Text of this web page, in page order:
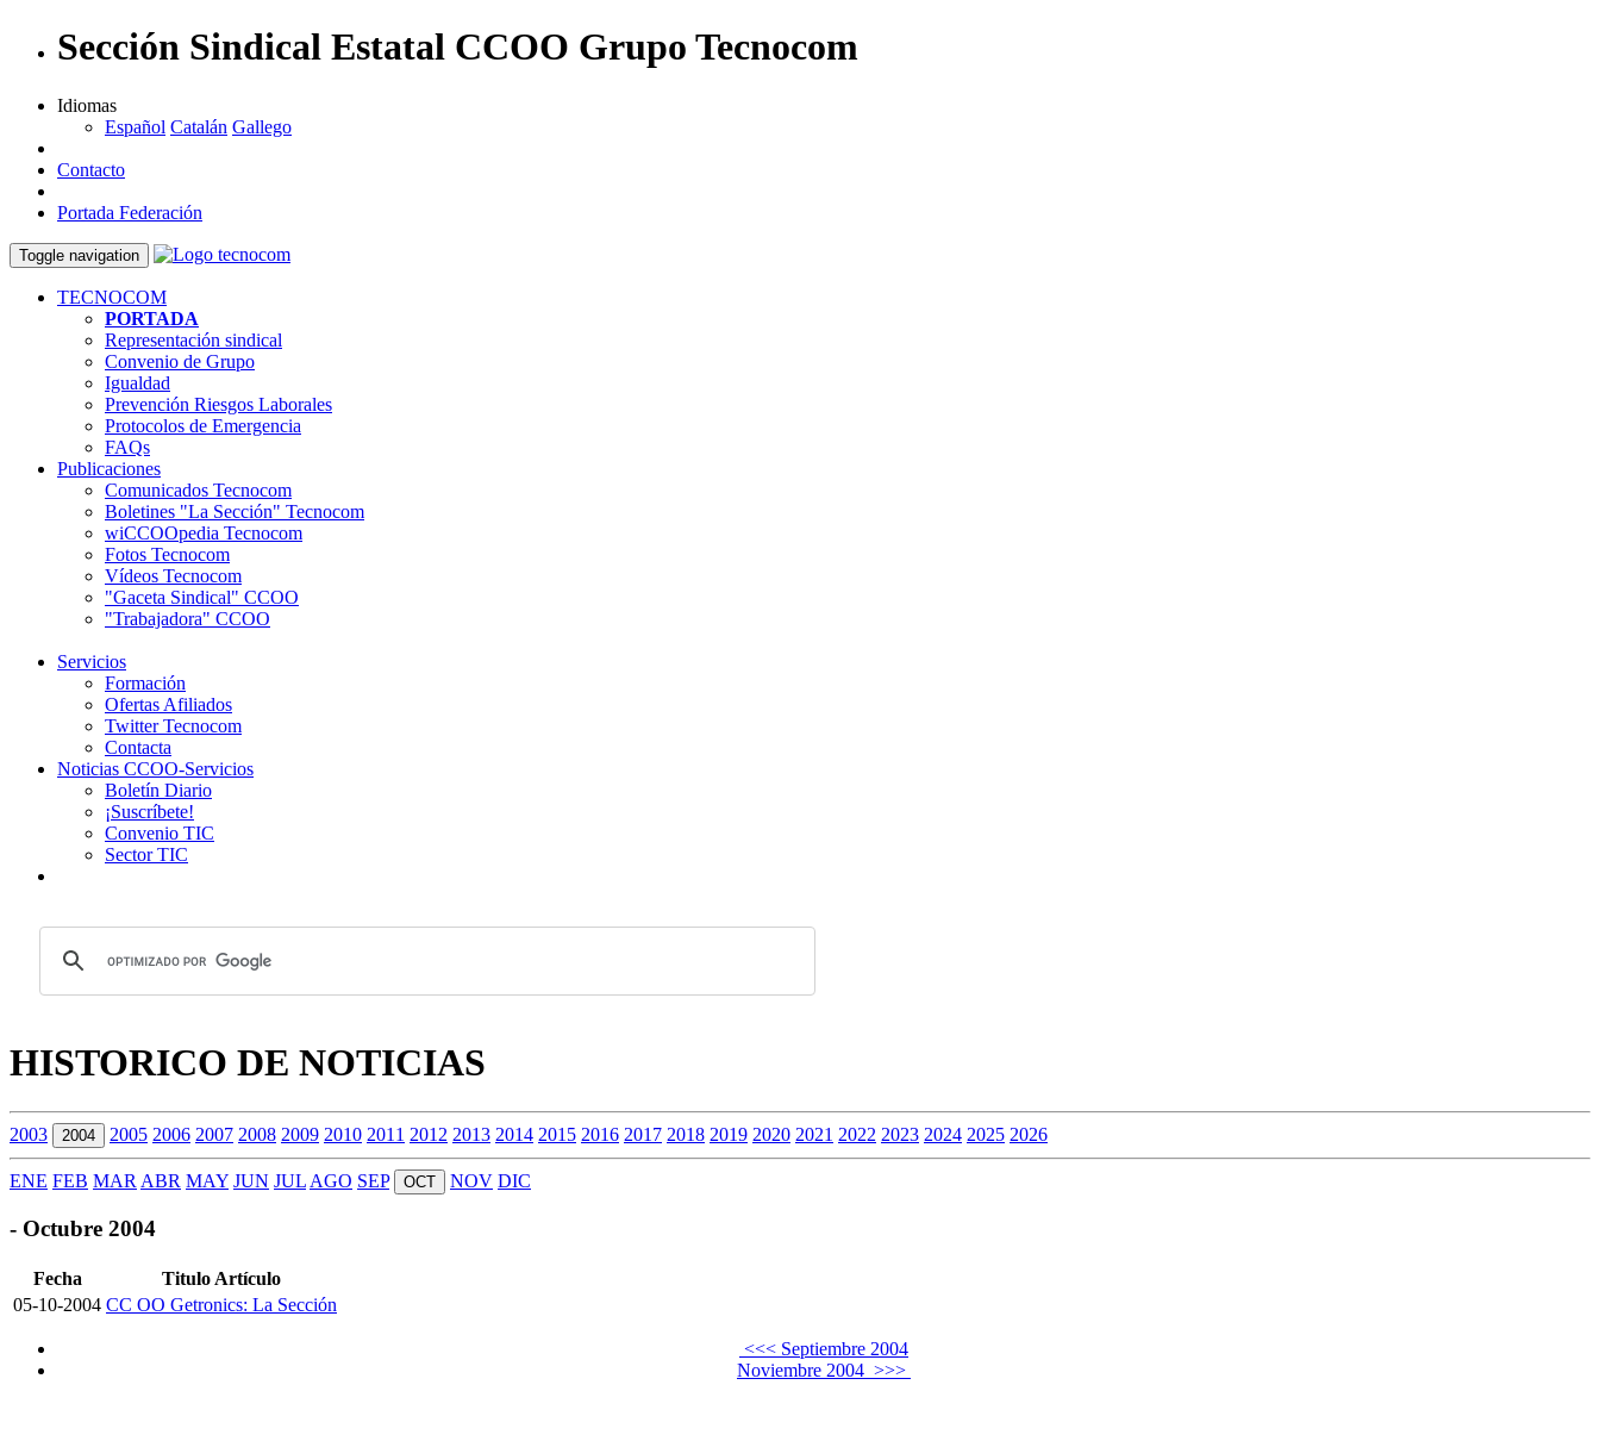
Sección Sindical Estatal CCOO Grupo Tecnocom
Idiomas
Español Catalán Gallego
Contacto
Portada Federación
Toggle navigation
TECNOCOM
PORTADA
Representación sindical
Convenio de Grupo
Igualdad
Prevención Riesgos Laborales
Protocolos de Emergencia
FAQs
Publicaciones
Comunicados Tecnocom
Boletines "La Sección" Tecnocom
wiCCOOpedia Tecnocom
Fotos Tecnocom
Vídeos Tecnocom
"Gaceta Sindical" CCOO
"Trabajadora" CCOO
Servicios
Formación
Ofertas Afiliados
Twitter Tecnocom
Contacta
Noticias CCOO-Servicios
Boletín Diario
¡Suscríbete!
Convenio TIC
Sector TIC
HISTORICO DE NOTICIAS
2003 2004 2005 2006 2007 2008 2009 2010 2011 2012 2013 2014 2015 2016 2017 2018 2019 2020 2021 2022 2023 2024 2025 2026
ENE FEB MAR ABR MAY JUN JUL AGO SEP OCT NOV DIC
- Octubre 2004
Fecha
Titulo Artículo
05-10-2004 CC OO Getronics: La Sección
<<< Septiembre 2004
Noviembre 2004 >>>